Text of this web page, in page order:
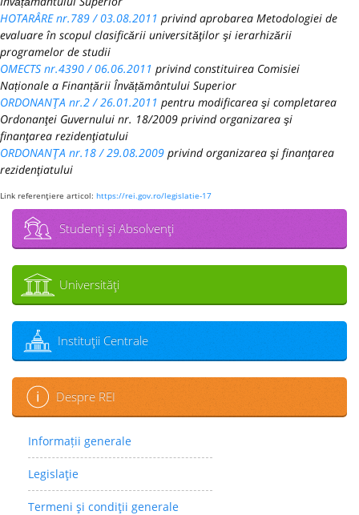
HOTARÂRE nr.789 / 03.08.2011 privind aprobarea Metodologiei de
evaluare în scopul clasificării universităţilor şi ierarhizării
programelor de studii
OMECTS nr.4390 / 06.06.2011 privind constituirea Comisiei
Naționale a Finanțării Învățământului Superior
ORDONANŢA nr.2 / 26.01.2011 pentru modificarea şi completarea
Ordonanţei Guvernului nr. 18/2009 privind organizarea şi
finanţarea rezidenţiatului
ORDONANŢA nr.18 / 29.08.2009 privind organizarea şi finanţarea
rezidenţiatului
Link referenţiere articol: https://rei.gov.ro/legislatie-17
Studenţi şi Absolvenţi
Universităţi
Instituţii Centrale
Despre REI
Informații generale
Legislaţie
Termeni şi condiţii generale